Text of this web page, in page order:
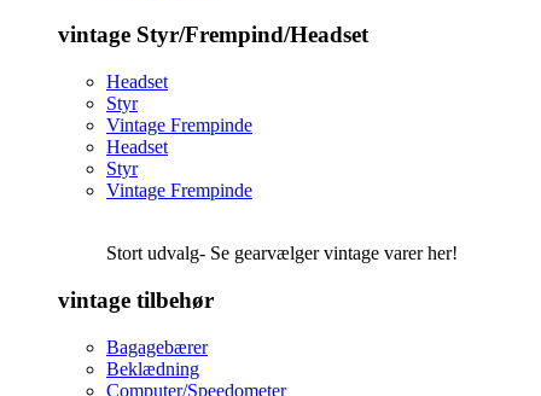
vintage Styr/Frempind/Headset
Headset
Styr
Vintage Frempinde
Headset
Styr
Vintage Frempinde
Stort udvalg- Se gearvælger vintage varer her!
vintage tilbehør
Bagagebærer
Beklædning
Computer/Speedometer